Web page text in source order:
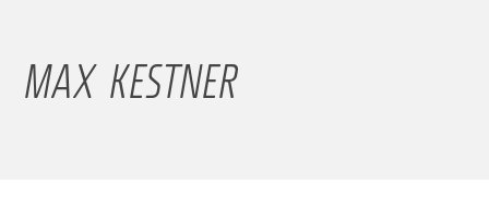
MAX KESTNER